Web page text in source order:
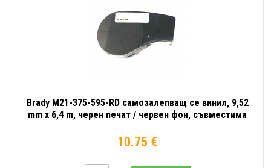
Brady M21-375-595-RD самозалепващ се винил, 9,52
mm x 6,4 m, черен печат / червен фон, съвместима
10.75 €